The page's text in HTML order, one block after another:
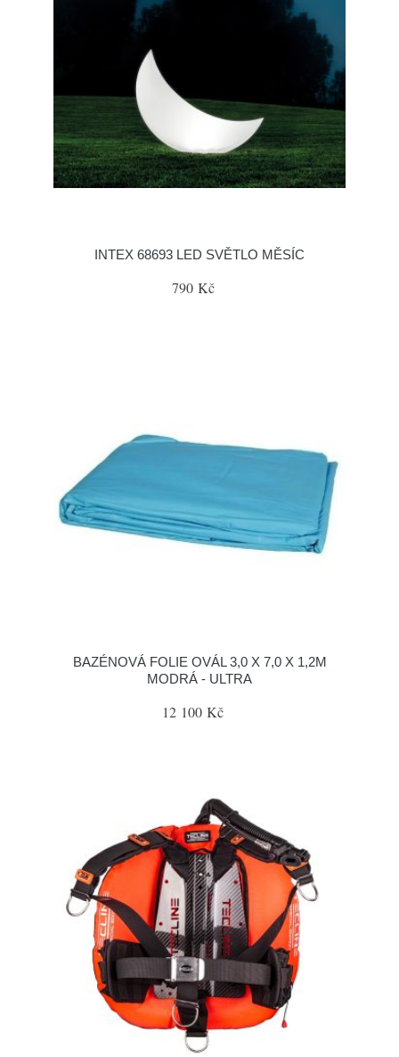
INTEX 68693 LED SVĚTLO MĚSÍC
790 Kč
BAZÉNOVÁ FOLIE OVÁL 3,0 X 7,0 X 1,2M
MODRÁ - ULTRA
12 100 Kč